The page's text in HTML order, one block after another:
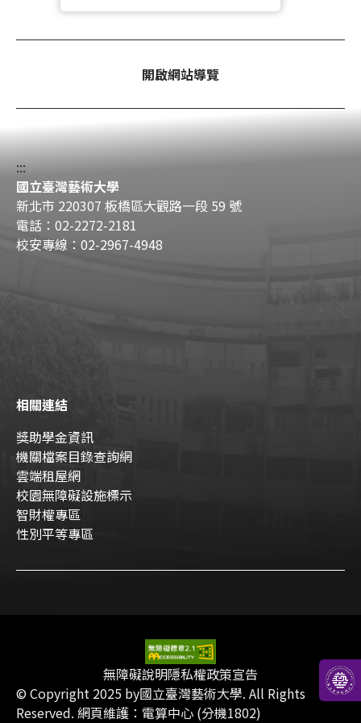
AI
TA
開啟網站導覽
:::
國立臺灣藝術大學
新北市 220307 板橋區大觀路一段 59 號
電話：02-2272-2181
校安專線：02-2967-4948
相關連結
獎助學金資訊
機關檔案目錄查詢網
雲端租屋網
校園無障礙設施標示
智財權專區
性別平等專區
© Copyright 2025 by國立臺灣藝術大學. All Rights
Reserved. 網頁維護：電算中心 (分機1802)
隱私權政策宣告
無障礙說明